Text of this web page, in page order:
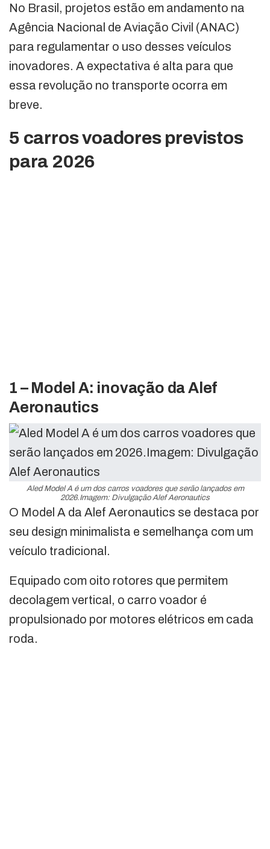
No Brasil, projetos estão em andamento na
Agência Nacional de Aviação Civil (ANAC)
para regulamentar o uso desses veículos
inovadores. A expectativa é alta para que
essa revolução no transporte ocorra em
breve.
5 carros voadores previstos
para 2026
1 – Model A: inovação da Alef
Aeronautics
Aled Model A é um dos carros voadores que serão lançados em
2026.Imagem: Divulgação Alef Aeronautics
O Model A da Alef Aeronautics se destaca por
seu design minimalista e semelhança com um
veículo tradicional.
Equipado com oito rotores que permitem
decolagem vertical, o carro voador é
propulsionado por motores elétricos em cada
roda.